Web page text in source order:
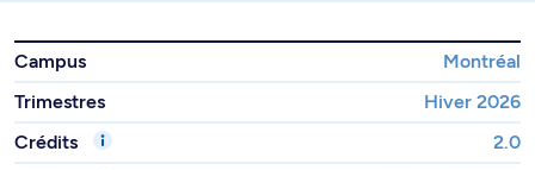
Campus
Montréal
Trimestres
Hiver 2026
Crédits
2.0